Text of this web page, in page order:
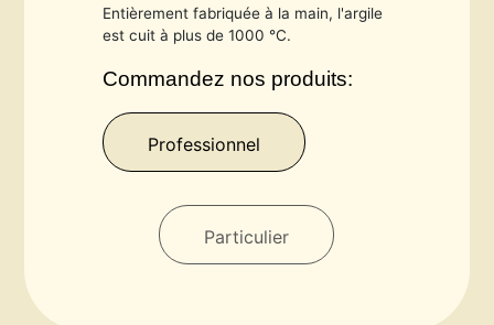
Entièrement fabriquée à la main, l'argile
est cuit à plus de 1000 °C.
Commandez nos produits:
Professionnel
Particulier